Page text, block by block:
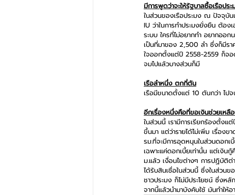
มีการพูดว่าจะให้รัฐบาลซื้อเรือปร
ในส่วนของเรือประมง ณ ปัจจุบัน
IU ว่าในการทำประมงยั่งยืน ต้อง
ระบบ ใครที่ไม่อยากทำ อยากออ
เป็นที่มาของ 2,500 ลำ ซึ่งก็มีรา
ใจออกตั้งแต่ปี 2558-2559 ก็จอ
จมไปแล้วบางส่วนก็มี
เรือลำหนึ่ง ตกกี่ตัน
เรือมีขนาดตั้งแต่ 10 ตันกว่า ไป
อีกเรื่องหนึ่งคือที่ขอเงินช่วยเหลื
ในส่วนนี้ เรามีการเรียกร้องตั้งแ
ขึ้นมา แต่ว่ารายได้ไม่เพิ่ม เรื่อง
รม.ที่จะมีการอุดหนุนในส่วนดอก
เฉพาะแค่ดอกเบี้ยเท่านั้น แต่เงิ
ม.แล้ว เงื่อนไขต่างๆ การปฏิบัติ
ได้รับสินเชื่อในส่วนนี้ ซึ่งในส่วน
ชาวประมง ก็ไม่มีประโยชน์ ซึ่งห
จากนี้แล้วนำมาบังคับใช้ มันทำให้